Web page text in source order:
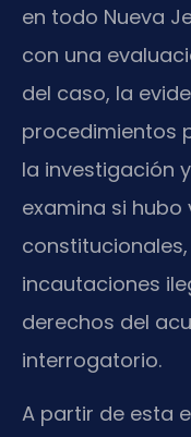
en todo Nueva
con una
del caso, la
procedimientos
la investigación
examina si hubo
incautaciones
derechos del
interrogatorio.
A partir de esta